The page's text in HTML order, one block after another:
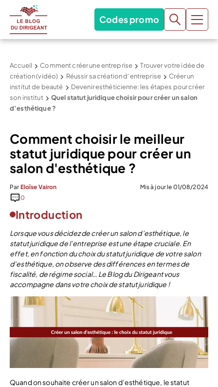
Codes promo
Accueil Comment créer une entreprise
Trouver votre idée de
création (vidéo)
Réussir sa création d’entreprise
Créer un
institut de beauté
Devenir esthéticienne: les étapes pour créer
son institut
Quel statut juridique choisir pour créer un salon
d’esthétique ?
Comment choisir le meilleur
statut juridique pour créer un
salon d'esthétique ?
Par Eloïse Vairon
Mis à jour le 01/08/2024
0
Introduction
Lorsque vous décidez de créer un salon d’esthétique, le
statut juridique de l’entreprise est une étape cruciale. En
effet, en fonction du choix du statut juridique de votre salon
d’esthétique, on observe des différences en termes de
fiscalité, de régime social… Le Blog du Dirigeant vous
accompagne dans votre choix de statut juridique !
Quand on souhaite créer un salon d’esthétique, le statut